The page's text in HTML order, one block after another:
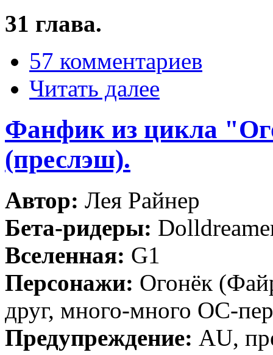
31 глава.
57 комментариев
Читать далее
Фанфик из цикла
(преслэш).
Автор: Лея Райнер
Бета-ридеры:
Вселенная: G1
Персонажи: Огонёк
друг, много-много ОС-
Предупреждение: AU,